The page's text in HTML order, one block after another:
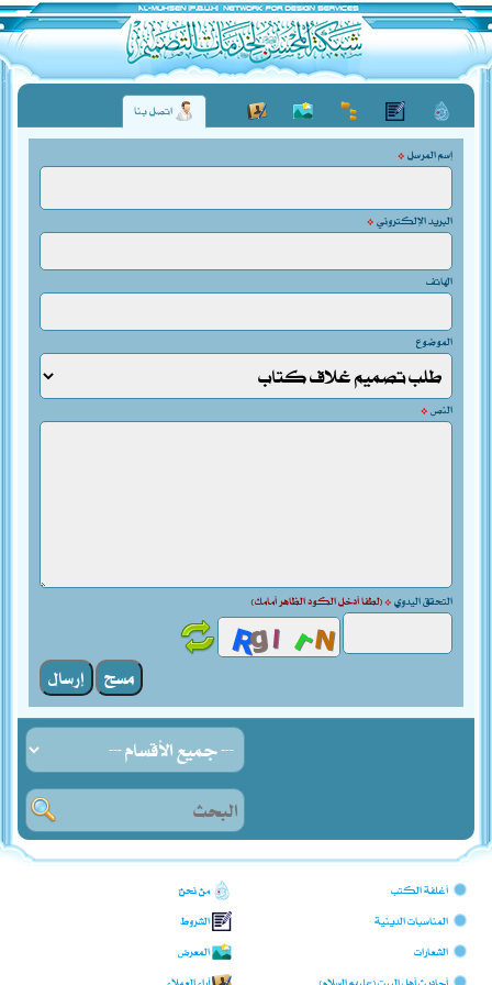
اتصل بنا
إسم المرسل*
البريد الإلكتروني*
الهاتف
الموضوع
النص*
التحقق اليدوي*(لطفا أدخل الكود الظاهر أمامك)
أغلفة الكتب
المناسبات الدينية
الشعارات
من نحن؟
الشروط
المعرض